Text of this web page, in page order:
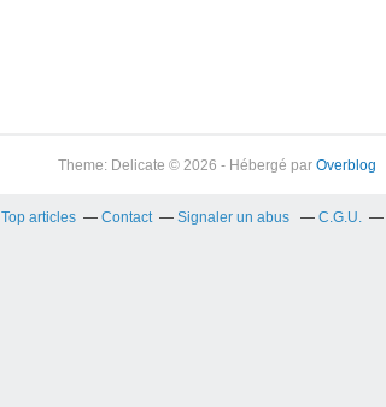
Theme: Delicate © 2026 - Hébergé par Overblog
Top articles Contact Signaler un abus C.G.U.